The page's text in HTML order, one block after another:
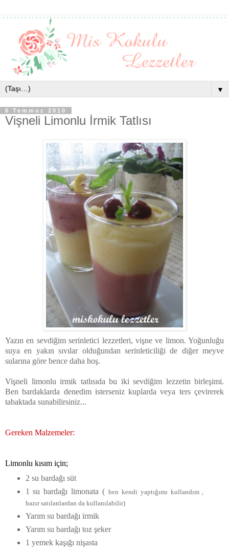
▼
6 Temmuz 2010
Vişneli Limonlu İrmik Tatlısı
Yazın en sevdiğim serinletici lezzetleri, vişne ve limon. Yoğunluğu
suya en yakın sıvılar olduğundan serinleticiliği de diğer meyve
sularına göre bence daha hoş.
Vişneli limonlu irmik tatlısıda bu iki sevdiğim lezzetin birleşimi.
Ben bardaklarda denedim isterseniz kuplarda veya ters çevirerek
tabaktada sunabilirsiniz...
Gereken Malzemeler:
Limonlu kısım için;
2 su bardağı süt
1 su bardağı limonata ( ben kendi yaptığımı kullandım ,
hazır satılanlardan da kullanılabilir)
Yarım su bardağı irmik
Yarım su bardağı toz şeker
1 yemek kaşığı nişasta